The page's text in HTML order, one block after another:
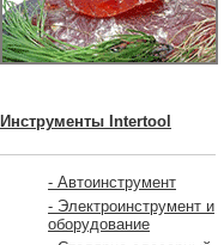
Инструменты Intertool
- Автоинструмент
- Электроинструмент и
оборудование